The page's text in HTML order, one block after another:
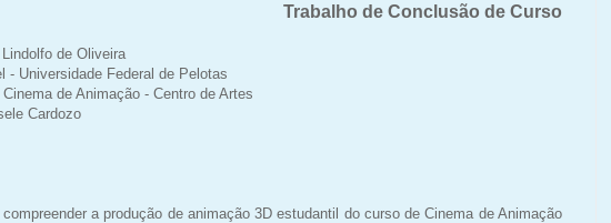
Trabalho de Conclusão de Curso
de Oliveira
- Universidade Federal de Pelotas
de Animação - Centro de Artes
Cardozo
a produção de animação 3D estudantil do curso de Cinema de Animação